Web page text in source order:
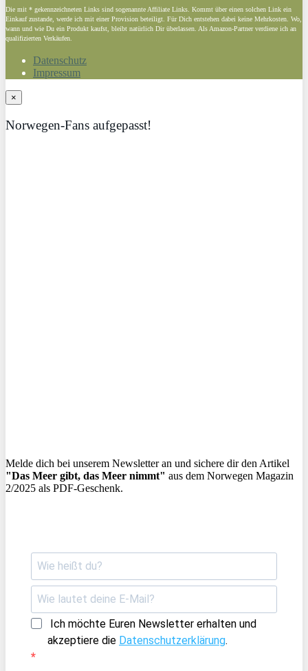
Die mit * gekennzeichneten Links sind sogenannte Affiliate Links. Kommt über einen solchen Link ein
Einkauf zustande, werde ich mit einer Provision beteiligt. Für Dich entstehen dabei keine Mehrkosten. Wo,
wann und wie Du ein Produkt kaufst, bleibt natürlich Dir überlassen. Als Amazon-Partner verdiene ich an
qualifizierten Verkäufen.
Datenschutz
Impressum
×
Norwegen-Fans aufgepasst!
Melde dich bei unserem Newsletter an und sichere dir den Artikel
"Das Meer gibt, das Meer nimmt" aus dem Norwegen Magazin
2/2025 als PDF-Geschenk.
Ich möchte Euren Newsletter erhalten und
akzeptiere die Datenschutzerklärung.